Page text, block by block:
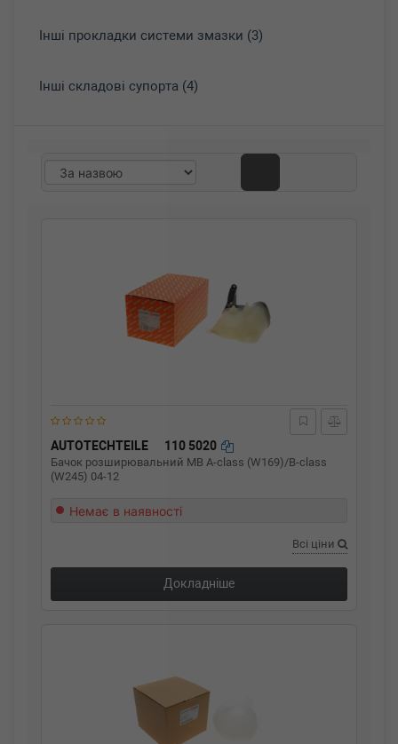
Інші прокладки системи змазки (3)
Інші складові супорта (4)
AUTOTECHTEILE 110 5020
Бачок розширювальний MB A-class (W169)/B-class
(W245) 04-12
Немає в наявності
Всі ціни
Докладніше